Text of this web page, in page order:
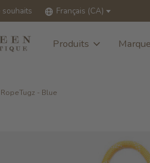
souhaits Français (CA)
Produits
- Blue